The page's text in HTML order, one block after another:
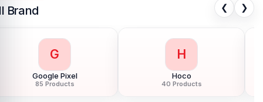
Brand ❮ ❯
G
Google Pixel
85 Products
H
Hoco
40 Products